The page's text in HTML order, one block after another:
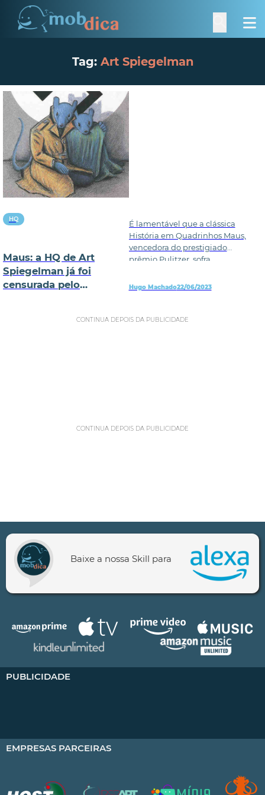
Tag: Art Spiegelman
HQ
Maus: a HQ de Art
Spiegelman já foi
censurada pelo
É lamentável que a clássica
História em Quadrinhos Maus,
vencedora do prestigiado
prêmio Pulitzer, sofra
Hugo Machado22/06/2023
CONTINUA DEPOIS DA PUBLICIDADE
CONTINUA DEPOIS DA PUBLICIDADE
Baixe a nossa Skill para
PUBLICIDADE
EMPRESAS PARCEIRAS